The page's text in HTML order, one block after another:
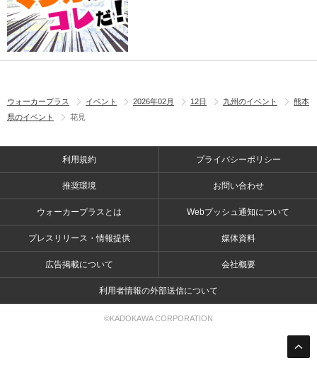
ウォーカープラス イベント 2026年02月 12日 九州のイベント
熊本
県のイベント
花見
利用規約 プライバシーポリシー
推奨環境 お問い合わせ
ウォーカープラスとは Webプッシュ通知について
プレスリリース・情報提供 媒体資料
広告掲載について 会社概要
利用者情報の外部送信について
©KADOKAWA CORPORATION